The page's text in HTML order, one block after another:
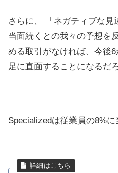
さらに、 「ネガティブな
当面続くとの我々の予想を
める取引がなければ、今後
足に直面することになるだろ
Specializedは従業員の8%に